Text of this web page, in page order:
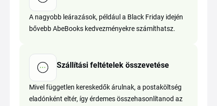
A nagyobb leárazások, például a Black Friday idején
bővebb AbeBooks kedvezményekre számíthatsz.
Szállítási feltételek összevetése
Mivel független kereskedők árulnak, a postaköltség
eladónként eltér, így érdemes összehasonlítanod az